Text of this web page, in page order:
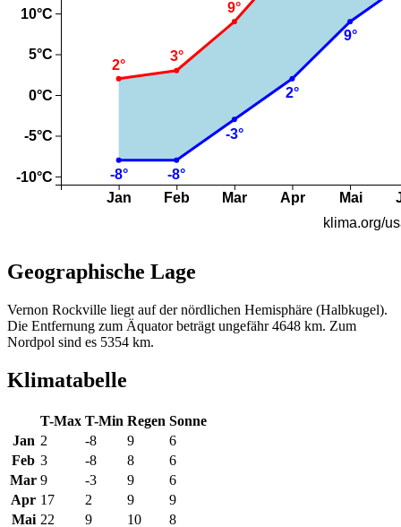
Geographische Lage
Vernon Rockville liegt auf der nördlichen Hemisphäre (Halbkugel).
Die Entfernung zum Äquator beträgt ungefähr 4648 km. Zum
Nordpol sind es 5354 km.
Klimatabelle
T-Max T-Min Regen Sonne
Jan 2 -8 9
6
Feb 3 -8 8
6
Mar 9 -3 9
6
Apr 17 2 9
9
Mai 22 9 10 8